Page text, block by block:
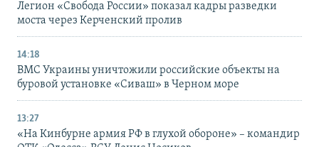
Легион «Свобода России» показал кадры разведки
моста через Керченский пролив
14:18
ВМС Украины уничтожили российские объекты на
буровой установке «Сиваш» в Черном море
13:27
«На Кинбурне армия РФ в глухой обороне» – командир